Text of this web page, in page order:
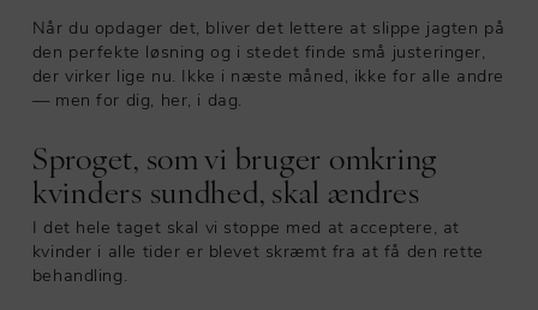
Når du opdager det, bliver det lettere at slippe jagten på
den perfekte løsning og i stedet finde små justeringer,
der virker lige nu. Ikke i næste måned, ikke for alle andre
— men for dig, her, i dag.
Sproget, som vi bruger omkring
kvinders sundhed, skal ændres
I det hele taget skal vi stoppe med at acceptere, at
kvinder i alle tider er blevet skræmt fra at få den rette
behandling.